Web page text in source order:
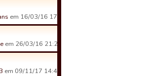
em 16/03/16 17:00
em 26/03/16 21:23
em 09/11/17 14:48